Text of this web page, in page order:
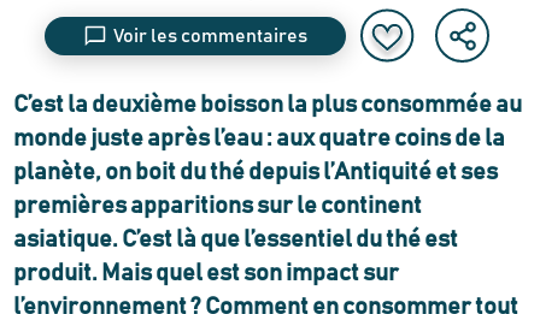
Voir les commentaires
C’est la deuxième boisson la plus consommée au
monde juste après l’eau : aux quatre coins de la
planète, on boit du thé depuis l’Antiquité et ses
premières apparitions sur le continent
asiatique. C’est là que l’essentiel du thé est
produit. Mais quel est son impact sur
l’environnement ? Comment en consommer tout